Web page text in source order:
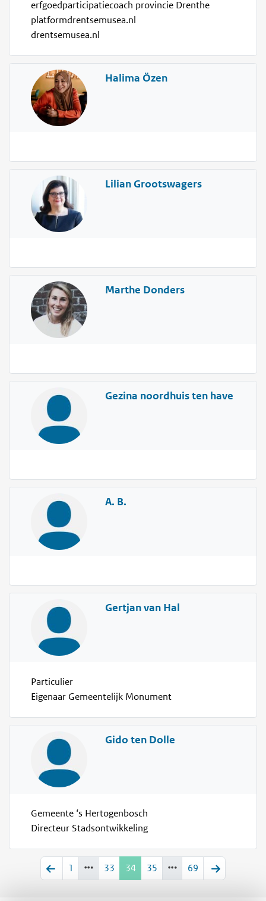
erfgoedparticipatiecoach provincie Drenthe
platformdrentsemusea.nl
drentsemusea.nl
Halima Özen
Lilian Grootswagers
Marthe Donders
Gezina noordhuis ten have
A. B.
Gertjan van Hal
Particulier
Eigenaar Gemeentelijk Monument
Gido ten Dolle
Gemeente ‘s Hertogenbosch
Directeur Stadsontwikkeling
1 33 34 35 69